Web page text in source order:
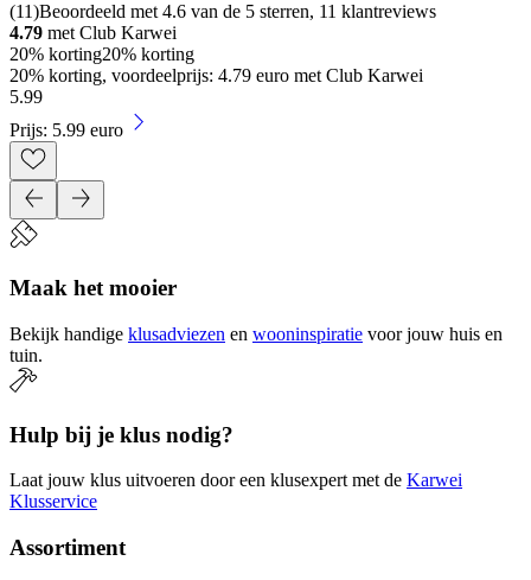
(11)Beoordeeld met 4.6 van de 5 sterren, 11 klantreviews
4.79 met Club Karwei
20% korting20% korting
20% korting, voordeelprijs: 4.79 euro met Club Karwei
5.99
Prijs: 5.99 euro
Maak het mooier
Bekijk handige klusadviezen en wooninspiratie voor jouw huis en
tuin.
Hulp bij je klus nodig?
Laat jouw klus uitvoeren door een klusexpert met de Karwei
Klusservice
Assortiment